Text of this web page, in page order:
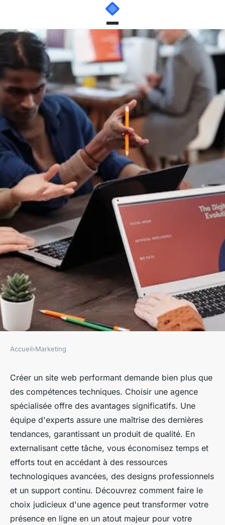
Les 5 raisons de choisir une
agence pour votre site web
hippolyte•21 février 2025•5 min de lecture
Accueil›Marketing
Créer un site web performant demande bien plus que
des compétences techniques. Choisir une agence
spécialisée offre des avantages significatifs. Une
équipe d'experts assure une maîtrise des dernières
tendances, garantissant un produit de qualité. En
externalisant cette tâche, vous économisez temps et
efforts tout en accédant à des ressources
technologiques avancées, des designs professionnels
et un support continu. Découvrez comment faire le
choix judicieux d'une agence peut transformer votre
présence en ligne en un atout majeur pour votre